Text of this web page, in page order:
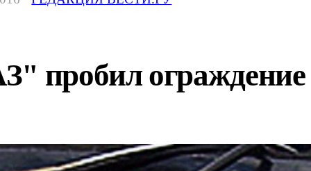
пробил ограждение